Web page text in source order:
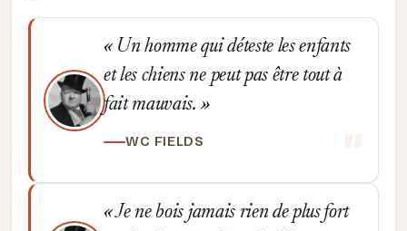
Un homme qui déteste les enfants
et les chiens ne peut pas être tout à
fait mauvais.
WC FIELDS
Je ne bois jamais rien de plus fort